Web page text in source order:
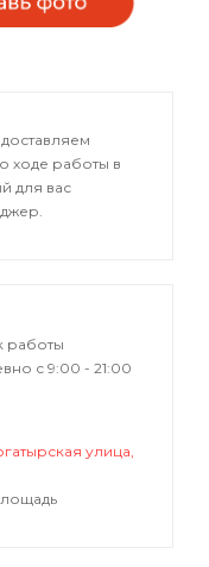
ходе работы в
для вас
работы
с 9:00 - 21:00
улица,